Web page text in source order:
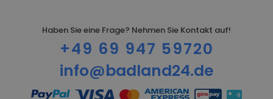
Haben Sie eine Frage? Nehmen Sie Kontakt auf!
+49 69 947 59720
info@badland24.de